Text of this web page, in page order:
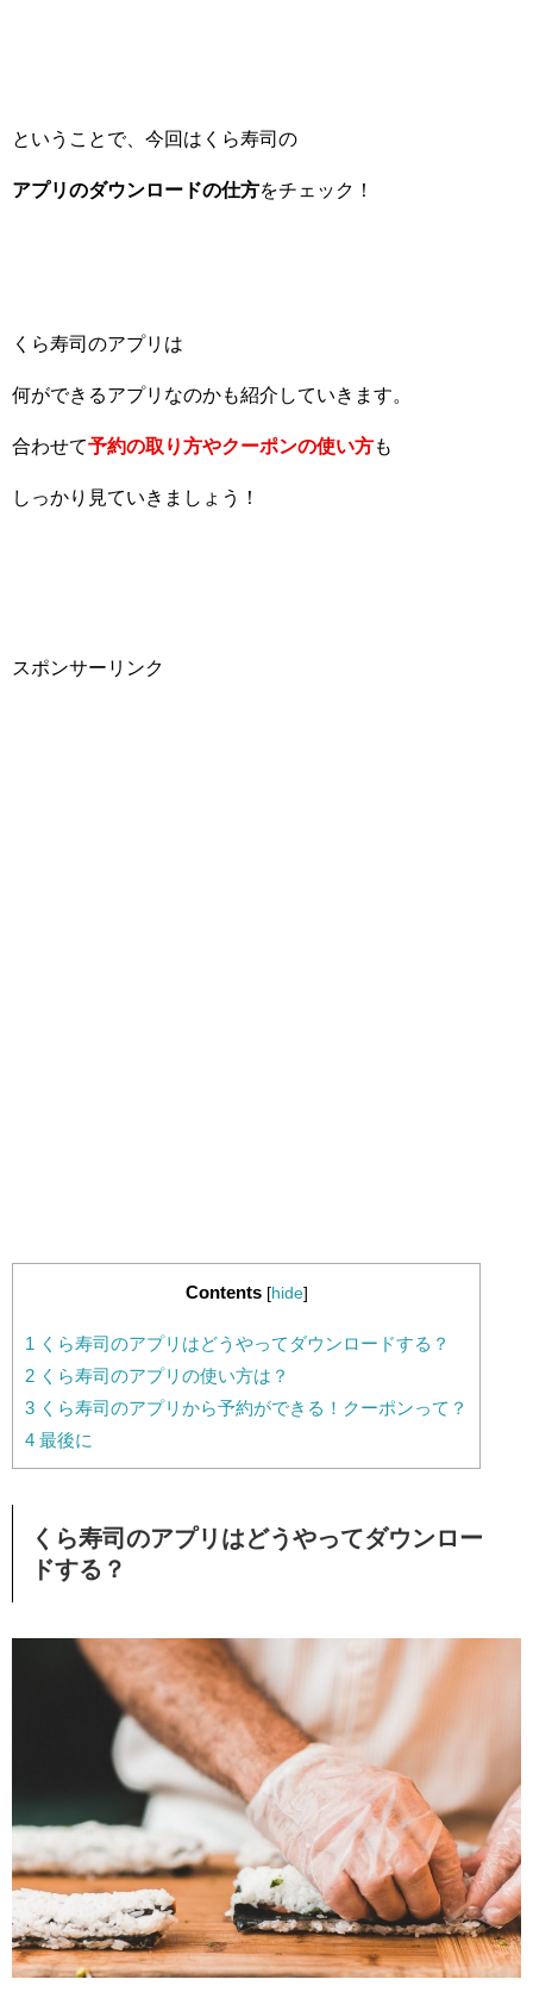
ということで、今回はくら寿司の
アプリのダウンロードの仕方をチェック！
くら寿司のアプリは
何ができるアプリなのかも紹介していきます。
合わせて予約の取り方やクーポンの使い方も
しっかり見ていきましょう！
スポンサーリンク
Contents [hide]
1 くら寿司のアプリはどうやってダウンロードする？
2 くら寿司のアプリの使い方は？
3 くら寿司のアプリから予約ができる！クーポンって？
4 最後に
くら寿司のアプリはどうやってダウンロー
ドする？